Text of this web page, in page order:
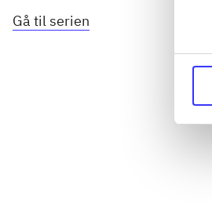
Gå til serien